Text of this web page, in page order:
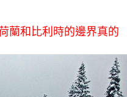
蘭和比利時的邊界真的